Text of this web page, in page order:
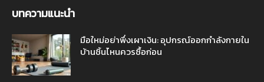
บทความแนะนำ
มือใหม่อย่าพึ่งเผาเงิน: อุปกรณ์ออกกำลังกายใน
บ้านชิ้นไหนควรซื้อก่อน